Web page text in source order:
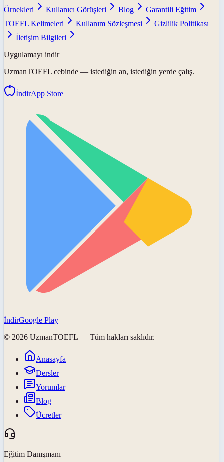
Örnekleri
Kullanıcı Görüşleri Blog
Garantili Eğitim
TOEFL Kelimeleri
Kullanım Sözleşmesi
Gizlilik Politikası
İletişim Bilgileri
Uygulamayı indir
UzmanTOEFL cebinde — istediğin an, istediğin yerde çalış.
İndirApp Store
İndirGoogle Play
© 2026 UzmanTOEFL — Tüm hakları saklıdır.
Anasayfa
Dersler
Yorumlar
Blog
Ücretler
Eğitim Danışmanı